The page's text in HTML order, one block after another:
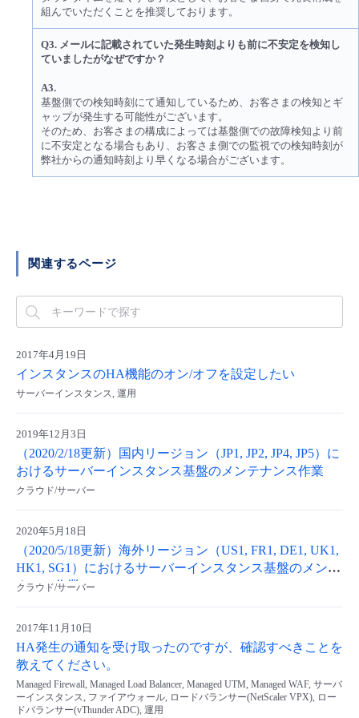
- クラウド / サーバー
- Flexible InterConnect
- Flexible Remote Access
- vUTM2
組んでいただくことを推奨しております。
Q3. メールに記載されていた発生時刻よりも前に不安定を検知し
ていましたがなぜですか？
A3.
基盤側での検知時刻にて通知しているため、お客さまの検知とギ
ャップが発生する可能性がございます。
そのため、お客さまの構成によっては基盤側での故障検知より前
に不安定となる場合もあり、お客さま側での監視での検知時刻が
弊社からの通知時刻より早くなる場合がございます。
関連するページ
2017年4月19日
インスタンスのHA機能のオン/オフを設定したい
サーバーインスタンス, 運用
2019年12月3日
（2020/2/18更新）国内リージョン（JP1, JP2, JP4, JP5）に
おけるサーバーインスタンス基盤のメンテナンス作業
クラウド/サーバー
2020年5月18日
（2020/5/18更新）海外リージョン（US1, FR1, DE1, UK1,
HK1, SG1）におけるサーバーインスタンス基盤のメンテ
ナンス作業
クラウド/サーバー
2017年11月10日
HA発生の通知を受け取ったのですが、確認すべきことを
教えてください。
Managed Firewall, Managed Load Balancer, Managed UTM, Managed WAF, サーバ
ーインスタンス, ファイアウォール, ロードバランサー(NetScaler VPX), ロー
ドバランサー(vThunder ADC), 運用